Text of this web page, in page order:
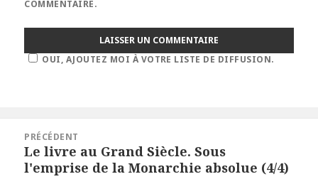
COMMENTAIRE.
OUI, AJOUTEZ MOI À VOTRE LISTE DE DIFFUSION.
l’article
PRÉCÉDENT
Article
précédent :
Le livre au Grand Siècle. Sous
l'emprise de la Monarchie absolue (4/4)